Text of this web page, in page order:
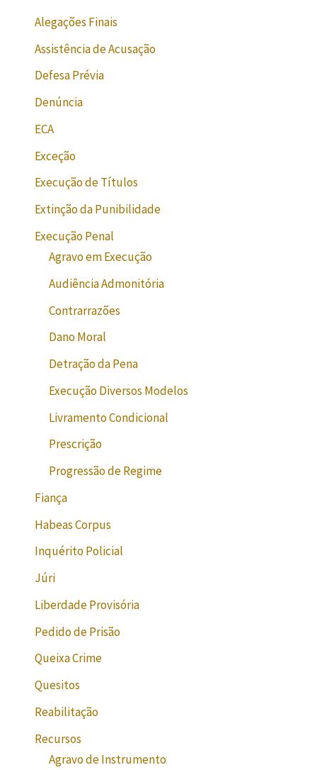
Alegações Finais
Assistência de Acusação
Defesa Prévia
Denúncia
ECA
Exceção
Execução de Títulos
Extinção da Punibilidade
Execução Penal
Agravo em Execução
Audiência Admonitória
Contrarrazões
Dano Moral
Detração da Pena
Execução Diversos Modelos
Livramento Condicional
Prescrição
Progressão de Regime
Fiança
Habeas Corpus
Inquérito Policial
Júri
Liberdade Provisória
Pedido de Prisão
Queixa Crime
Quesitos
Reabilitação
Recursos
Agravo de Instrumento